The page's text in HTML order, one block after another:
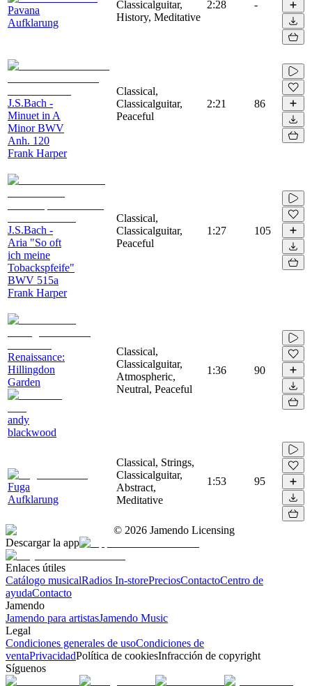
Pavana
Aufklarung
Classicalguitar,
History, Meditative
2:28 -
J.S.Bach -
Minuet in A
Minor BWV
Anh. 120
Frank Harper
Classical,
Classicalguitar,
Peaceful
2:21 86
J.S.Bach -
Aria "So oft
ich meine
Tobackspfeife"
BWV 515a
Frank Harper
Classical,
Classicalguitar,
Peaceful
1:27 105
Renaissance:
Hillingdon
Garden
andy
blackwood
Classical,
Classicalguitar,
Atmospheric,
Neutral, Peaceful
1:36 90
Fuga
Aufklarung
Classical, Strings,
Classicalguitar,
Abstract,
Meditative
1:53 95
© 2026 Jamendo Licensing
Descargar la app
Enlaces útiles
Catálogo musicalRadios In-storePreciosContactoCentro de
ayudaContacto
Jamendo
Jamendo para artistasJamendo Music
Legal
Condiciones generales de usoCondiciones de
ventaPrivacidadPolítica de cookiesInfracción de copyright
Síguenos